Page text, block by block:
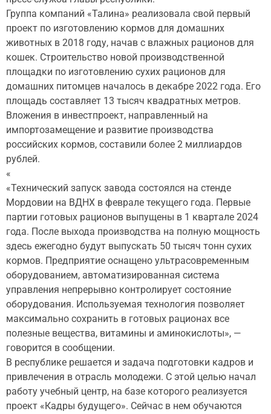
Группа компаний «Талина» реализовала свой первый
проект по изготовлению кормов для домашних
животных в 2018 году, начав с влажных рационов для
кошек. Строительство новой производственной
площадки по изготовлению сухих рационов для
домашних питомцев началось в декабре 2022 года. Его
площадь составляет 13 тысяч квадратных метров.
Вложения в инвестпроект, направленный на
импортозамещение и развитие производства
российских кормов, составили более 2 миллиардов
рублей.
«
«Технический запуск завода состоялся на стенде
Мордовии на ВДНХ в феврале текущего года. Первые
партии готовых рационов выпущены в 1 квартале 2024
года. После выхода производства на полную мощность
здесь ежегодно будут выпускать 50 тысяч тонн сухих
кормов. Предприятие оснащено ультрасовременным
оборудованием, автоматизированная система
управления непрерывно контролирует состояние
оборудования. Используемая технология позволяет
максимально сохранить в готовых рационах все
полезные вещества, витамины и аминокислоты», —
говорится в сообщении.
В республике решается и задача подготовки кадров и
привлечения в отрасль молодежи. С этой целью начал
работу учебный центр, на базе которого реализуется
проект «Кадры будущего». Сейчас в нем обучаются